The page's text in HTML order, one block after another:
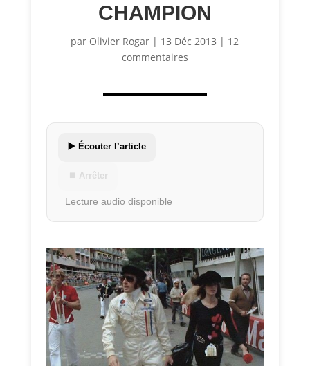
CHAMPION
par Olivier Rogar | 13 Déc 2013 | 12
commentaires
▶️ Écouter l’article
⏹ Arrêter
Lecture audio disponible